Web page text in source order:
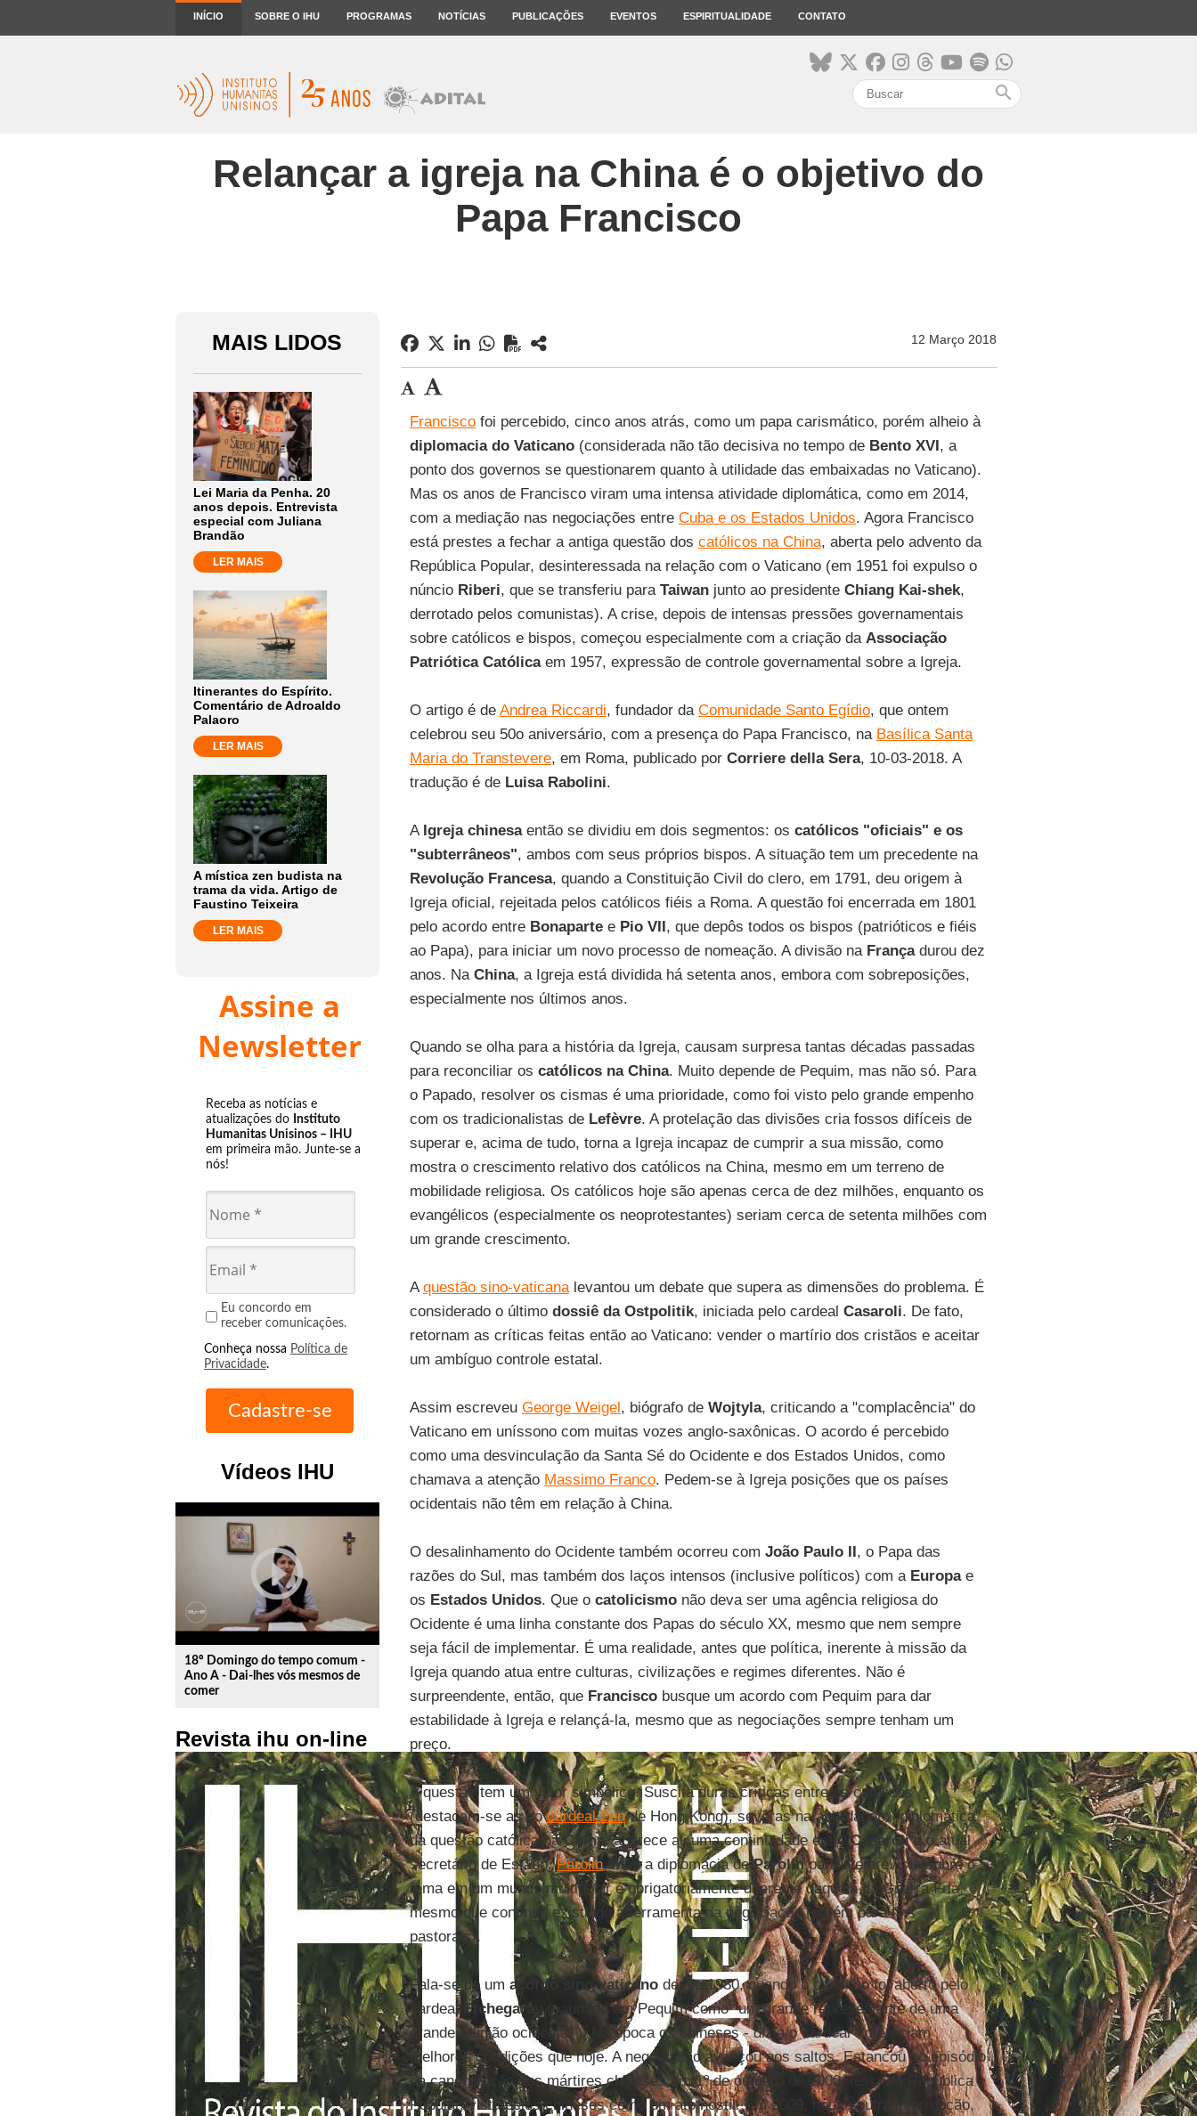
INÍCIO SOBRE O IHU PROGRAMAS NOTÍCIAS PUBLICAÇÕES EVENTOS ESPIRITUALIDADE CONTATO
search
Relançar a igreja na China é o objetivo do
Papa Francisco
MAIS LIDOS
Lei Maria da Penha. 20
anos depois. Entrevista
especial com Juliana
Brandão
LER MAIS
Itinerantes do Espírito.
Comentário de Adroaldo
Palaoro
LER MAIS
A mística zen budista na
trama da vida. Artigo de
Faustino Teixeira
LER MAIS
Assine a
Newsletter
Receba as notícias e
atualizações do Instituto
Humanitas Unisinos – IHU
em primeira mão. Junte-se a
nós!
Eu concordo em
receber comunicações.
Conheça nossa Política de
Privacidade.
Vídeos IHU
play_circle_outline
18º Domingo do tempo comum -
Ano A - Dai-lhes vós mesmos de
comer
Revista ihu on-line
12 Março 2018
Franciscofoi percebido, cinco anos atrás, como um papa carismático, porém alheio à
diplomacia do Vaticano(considerada não tão decisiva no tempo de Bento XVI, a
ponto dos governos se questionarem quanto à utilidade das embaixadas no Vaticano).
Mas os anos de Francisco viram uma intensa atividade diplomática, como em 2014,
com a mediação nas negociações entre Cuba e os Estados Unidos. Agora Francisco
está prestes a fechar a antiga questão dos católicos na China, aberta pelo advento da
República Popular, desinteressada na relação com o Vaticano (em 1951 foi expulso o
núncio Riberi, que se transferiu para Taiwanjunto ao presidente Chiang Kai-shek,
derrotado pelos comunistas). A crise, depois de intensas pressões governamentais
sobre católicos e bispos, começou especialmente com a criação da Associação
Patriótica Católicaem 1957, expressão de controle governamental sobre a Igreja.
O artigo é de Andrea Riccardi, fundador da Comunidade Santo Egídio, que ontem
celebrou seu 50o aniversário, com a presença do Papa Francisco, na Basílica Santa
Maria do Transtevere, em Roma, publicado por Corriere della Sera, 10-03-2018. A
tradução é de Luisa Rabolini.
A Igreja chinesaentão se dividiu em dois segmentos: os católicos "oficiais" e os
"subterrâneos", ambos com seus próprios bispos. A situação tem um precedente na
Revolução Francesa, quando a Constituição Civil do clero, em 1791, deu origem à
Igreja oficial, rejeitada pelos católicos fiéis a Roma. A questão foi encerrada em 1801
pelo acordo entre Bonapartee Pio VII, que depôs todos os bispos (patrióticos e fiéis
ao Papa), para iniciar um novo processo de nomeação. A divisão na Françadurou dez
anos. Na China, a Igreja está dividida há setenta anos, embora com sobreposições,
especialmente nos últimos anos.
Quando se olha para a história da Igreja, causam surpresa tantas décadas passadas
para reconciliar os católicos na China. Muito depende de Pequim, mas não só. Para
o Papado, resolver os cismas é uma prioridade, como foi visto pelo grande empenho
com os tradicionalistas de Lefèvre. A protelação das divisões cria fossos difíceis de
superar e, acima de tudo, torna a Igreja incapaz de cumprir a sua missão, como
mostra o crescimento relativo dos católicos na China, mesmo em um terreno de
mobilidade religiosa. Os católicos hoje são apenas cerca de dez milhões, enquanto os
evangélicos (especialmente os neoprotestantes) seriam cerca de setenta milhões com
um grande crescimento.
Aquestão sino-vaticanalevantou um debate que supera as dimensões do problema. É
considerado o último dossiê da Ostpolitik, iniciada pelo cardeal Casaroli. De fato,
retornam as críticas feitas então ao Vaticano: vender o martírio dos cristãos e aceitar
um ambíguo controle estatal.
Assim escreveu George Weigel, biógrafo de Wojtyla, criticando a "complacência" do
Vaticano em uníssono com muitas vozes anglo-saxônicas. O acordo é percebido
como uma desvinculação da Santa Sé do Ocidente e dos Estados Unidos, como
chamava a atenção Massimo Franco. Pedem-se à Igreja posições que os países
ocidentais não têm em relação à China.
O desalinhamento do Ocidente também ocorreu com João Paulo II, o Papa das
razões do Sul, mas também dos laços intensos (inclusive políticos) com a Europae
os Estados Unidos. Que o catolicismonão deva ser uma agência religiosa do
Ocidente é uma linha constante dos Papas do século XX, mesmo que nem sempre
seja fácil de implementar. É uma realidade, antes que política, inerente à missão da
Igreja quando atua entre culturas, civilizações e regimes diferentes. Não é
surpreendente, então, que Franciscobusque um acordo com Pequim para dar
estabilidade à Igreja e relançá-la, mesmo que as negociações sempre tenham um
preço.
A questão tem um valor simbólico. Suscita duras críticas entre os católicos
(destacam-se as do cardeal Zende Hong Kong), severas na abordagem "diplomática"
da questão católica naChina: aparece ali uma continuidade entreCasarolie o atual
secretário de Estado,Parolin. Mas a diplomacia deParolinpara a entrevista sobre o
tema em um mundo multipolar é obrigatoriamente diferente daquela da Guerra Fria,
mesmo que continue existindo a ferramenta da negociação (porém para fins
pastorais).
Fala-se de um acordo sino-vaticanodesde 1980, quando o caminho foi aberto pelo
cardeal Etchegaray (saudado em Pequim como "um grande representante de uma
grande religião ocidental"). Na época os chineses - dizia o cardeal - ofereciam
melhores condições que hoje. A negociação avançou aos saltos. Estancou no episódio
da canonização dos mártires chineses em 1º de outubro de 2000, festa da República
Popular, vista pelos chineses como um ato hostil. Em 2009, houve outra interrupção,